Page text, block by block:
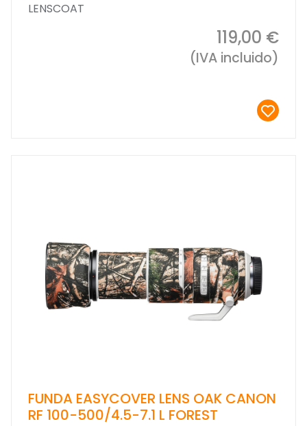
LENSCOAT
119,00 €
(IVA incluido)
FUNDA EASYCOVER LENS OAK CANON
RF 100-500/4.5-7.1 L FOREST